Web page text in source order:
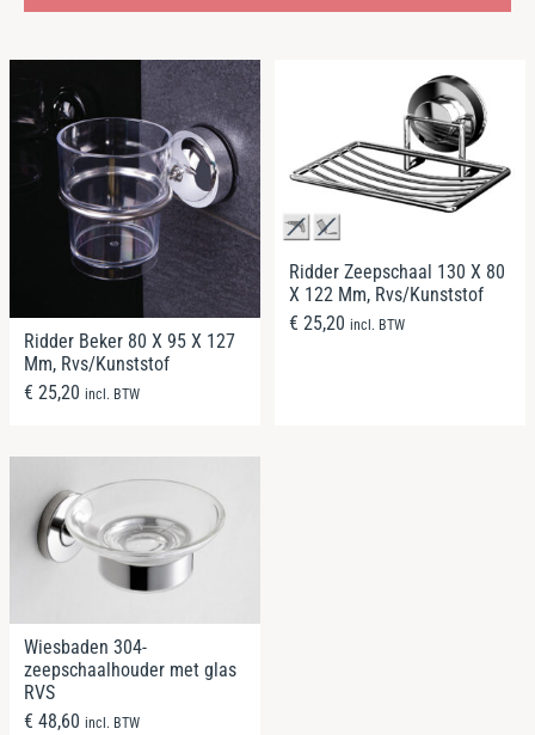
Ridder Beker 80 X 95 X 127
Mm, Rvs/Kunststof
€ 25,20 incl. BTW
Ridder Zeepschaal 130 X 80
X 122 Mm, Rvs/Kunststof
€ 25,20 incl. BTW
Wiesbaden 304-
zeepschaalhouder met glas
RVS
€ 48,60 incl. BTW